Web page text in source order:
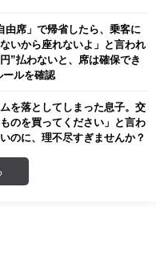
由席」で帰省したら、乗客に
いから座れないよ」と言われ
”払わないと、席は確保でき
ールを確認
を落としてしまった息子。交
のを買ってください」と言わ
のに、理不尽すぎませんか？